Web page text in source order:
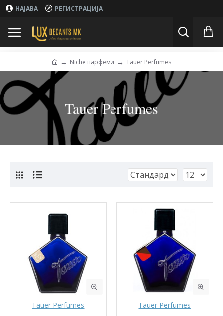
НАЈАВА РЕГИСТРАЦИЈА
Niche парфеми Tauer Perfumes
Tauer Perfumes
Tauer Perfumes Tauer Perfumes